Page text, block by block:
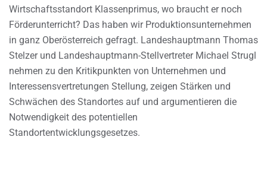
Wirtschaftsstandort Klassenprimus, wo braucht er noch
Förderunterricht? Das haben wir Produktionsunternehmen
in ganz Oberösterreich gefragt. Landeshauptmann Thomas
Stelzer und Landeshauptmann-Stellvertreter Michael Strugl
nehmen zu den Kritikpunkten von Unternehmen und
Interessensvertretungen Stellung, zeigen Stärken und
Schwächen des Standortes auf und argumentieren die
Notwendigkeit des potentiellen
Standortentwicklungsgesetzes.